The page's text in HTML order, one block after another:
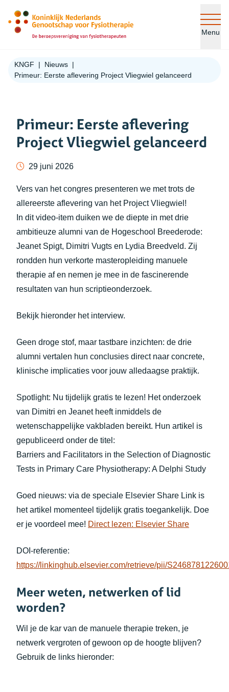
Ga naar de inhoud
Menu
KNGF
Nieuws
Primeur: Eerste aflevering Project Vliegwiel gelanceerd
Primeur: Eerste aflevering
Project Vliegwiel gelanceerd
29 juni 2026
Vers van het congres presenteren we met trots de
allereerste aflevering van het Project Vliegwiel!
In dit video-item duiken we de diepte in met drie
ambitieuze alumni van de Hogeschool Breederode:
Jeanet Spigt, Dimitri Vugts en Lydia Breedveld. Zij
rondden hun verkorte masteropleiding manuele
therapie af en nemen je mee in de fascinerende
resultaten van hun scriptieonderzoek.
Bekijk hieronder het interview.
Geen droge stof, maar tastbare inzichten: de drie
alumni vertalen hun conclusies direct naar concrete,
klinische implicaties voor jouw alledaagse praktijk.
Spotlight: Nu tijdelijk gratis te lezen! Het onderzoek
van Dimitri en Jeanet heeft inmiddels de
wetenschappelijke vakbladen bereikt. Hun artikel is
gepubliceerd onder de titel:
Barriers and Facilitators in the Selection of Diagnostic
Tests in Primary Care Physiotherapy: A Delphi Study
Goed nieuws: via de speciale Elsevier Share Link is
het artikel momenteel tijdelijk gratis toegankelijk. Doe
er je voordeel mee! Direct lezen: Elsevier Share(opent in
DOI-referentie:
https://linkinghub.elsevier.com/retrieve/pii/
Meer weten, netwerken of lid
worden?
Wil je de kar van de manuele therapie treken, je
netwerk vergroten of gewoon op de hoogte blijven?
Gebruik de links hieronder: